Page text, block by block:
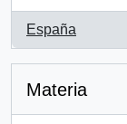
España
, 1 resultados
Materia